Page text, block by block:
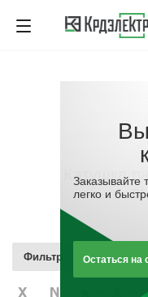
Катушка
Катушка
Фильтр
Заказывайте
легко и
Остаться на